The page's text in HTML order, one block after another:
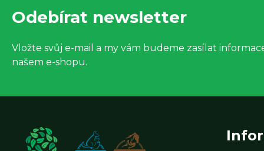
p
a
í
Odebírat newsletter
Vložte svůj e-mail a my vám budeme zasílat
našem e-shopu.